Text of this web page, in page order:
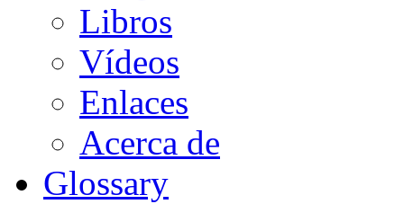
Libros
Vídeos
Enlaces
Acerca de
Glossary